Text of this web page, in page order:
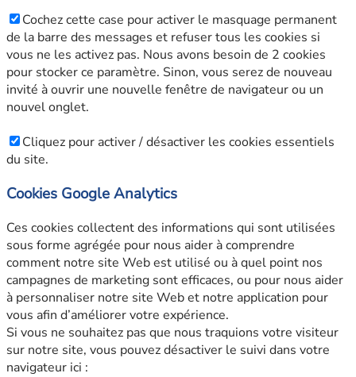
Cochez cette case pour activer le masquage permanent
de la barre des messages et refuser tous les cookies si
vous ne les activez pas. Nous avons besoin de 2 cookies
pour stocker ce paramètre. Sinon, vous serez de nouveau
invité à ouvrir une nouvelle fenêtre de navigateur ou un
nouvel onglet.
Cliquez pour activer / désactiver les cookies essentiels
du site.
Cookies Google Analytics
Ces cookies collectent des informations qui sont utilisées
sous forme agrégée pour nous aider à comprendre
comment notre site Web est utilisé ou à quel point nos
campagnes de marketing sont efficaces, ou pour nous aider
à personnaliser notre site Web et notre application pour
vous afin d’améliorer votre expérience.
Si vous ne souhaitez pas que nous traquions votre visiteur
sur notre site, vous pouvez désactiver le suivi dans votre
navigateur ici :